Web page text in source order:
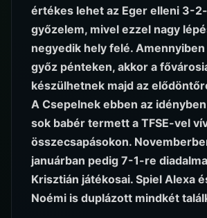
értékes lehet az Eger elleni 3-
győzelem, mivel ezzel nagy
negyedik hely felé. Amennyiben
győz pénteken, akkor a
készülhetnek majd az
A Csepelnek ebben az
sok babér termett a TFSE-vel
összecsapásokon.
januárban pedig 7-1-re
Krisztián játékosai. Spiel Alexa
Noémi is duplázott mindkét